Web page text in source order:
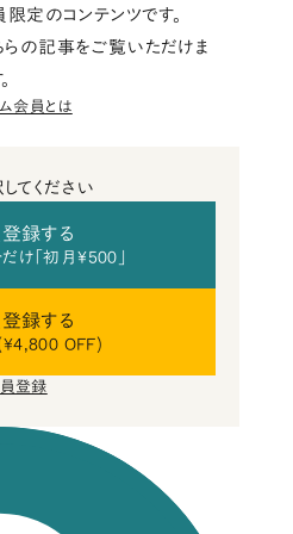
定のコンテンツです。
らの記事をご覧いただけま
会員とは
てください
録する
「初月¥500」
録する
OFF)
登録